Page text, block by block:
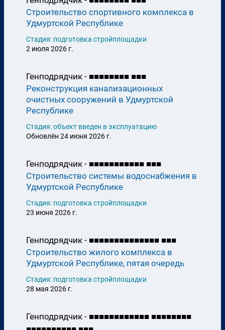
Строительство спортивного комплекса в
Удмуртской Республике
Стадия: подготовка стройплощадки
2 июля 2026 г.
Генподрядчик - ■■■■■■■■ ■■■
Реконструкция канализационных
очистных сооружений в Удмуртской
Республике
Стадия: объект введен в эксплуатацию
Обновлён 24 июня 2026 г.
Генподрядчик - ■■■■■■■■■■■ ■■■
Строительство системы водоснабжения в
Удмуртской Республике
Стадия: подготовка стройплощадки
23 июня 2026 г.
Генподрядчик - ■■■■■■■■■■■■■■ ■■■
Строительство жилого комплекса в
Удмуртской Республике, пятая очередь
Стадия: подготовка стройплощадки
28 мая 2026 г.
Генподрядчик - ■■■■■■■■■■■■ ■■■■■■■■